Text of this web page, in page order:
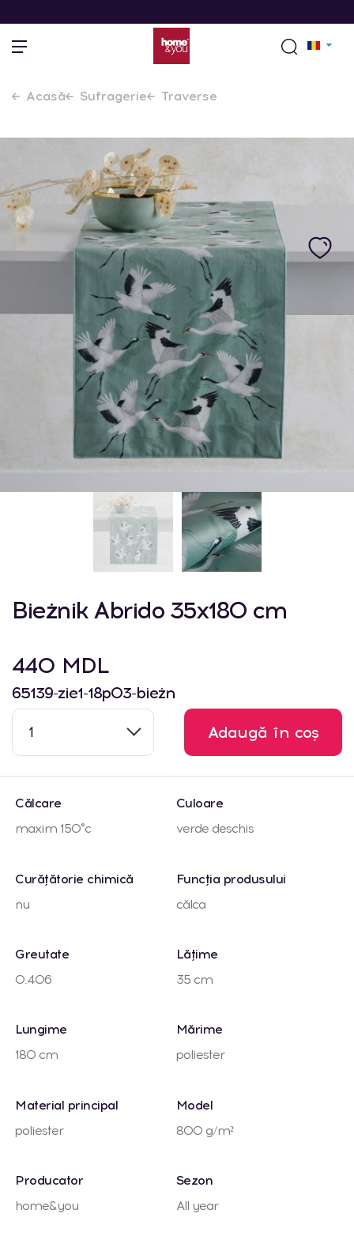
Acasă Sufragerie Traverse
Bieżnik Abrido 35x180 cm
440 MDL
65139-zie1-18p03-bieżn
1 Adaugă în coș
Călcare
maxim 150°c
Culoare
verde deschis
Curățătorie chimică
nu
Funcția produsului
călca
Greutate
0.406
Lățime
35 cm
Lungime
180 cm
Mărime
poliester
Material principal
poliester
Model
800 g/m²
Producator
home&you
Sezon
All year